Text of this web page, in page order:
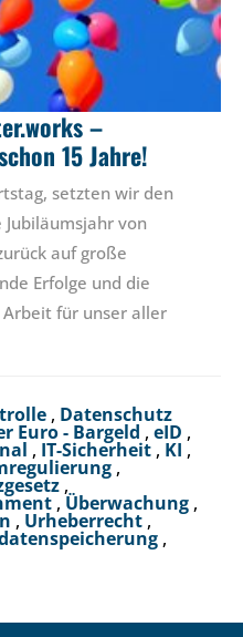
–
15 Jahre!
setzten wir den
von
auf große
Erfolge und die
für unser aller
, Datenschutz
Euro - Bargeld , eID ,
, IT-Sicherheit , KI ,
,
,
, Überwachung ,
, Urheberrecht ,
,